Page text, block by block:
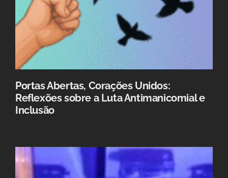
Portas Abertas, Corações Unidos:
Reflexões sobre a Luta Antimanicomial e
Inclusão